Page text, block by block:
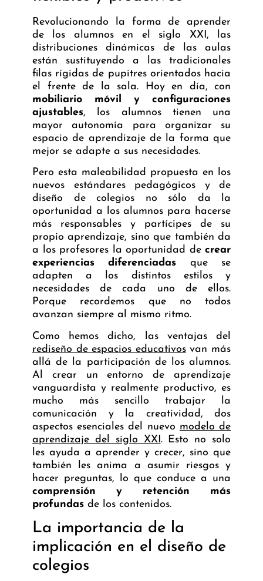
Revolucionando la forma de aprender
de los alumnos en el siglo XXI, las
distribuciones dinámicas de las aulas
están sustituyendo a las tradicionales
filas rígidas de pupitres orientados hacia
el frente de la sala. Hoy en día, con
mobiliario móvil y configuraciones
ajustables, los alumnos tienen una
mayor autonomía para organizar su
espacio de aprendizaje de la forma que
mejor se adapte a sus necesidades.
Pero esta maleabilidad propuesta en los
nuevos estándares pedagógicos y de
diseño de colegios no sólo da la
oportunidad a los alumnos para hacerse
más responsables y partícipes de su
propio aprendizaje, sino que también da
a los profesores la oportunidad de crear
experiencias diferenciadas que se
adapten a los distintos estilos y
necesidades de cada uno de ellos.
Porque recordemos que no todos
avanzan siempre al mismo ritmo.
Como hemos dicho, las ventajas del
rediseño de espacios educativosvan más
allá de la participación de los alumnos.
Al crear un entorno de aprendizaje
vanguardista y realmente productivo, es
mucho más sencillo trabajar la
comunicación y la creatividad, dos
aspectos esenciales del nuevo modelo de
aprendizaje del siglo XXI . Esto no solo
les ayuda a aprender y crecer, sino que
también les anima a asumir riesgos y
hacer preguntas, lo que conduce a una
comprensión y retención más
profundas de los contenidos.
La importancia de la
implicación en el diseño de
colegios